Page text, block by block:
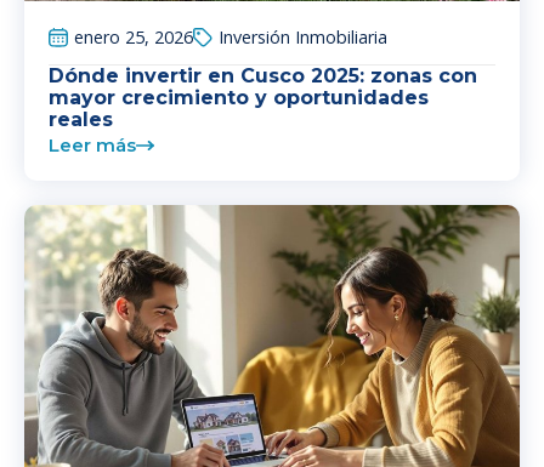
enero 25, 2026
Inversión Inmobiliaria
Dónde invertir en Cusco 2025: zonas con
mayor crecimiento y oportunidades
reales
Leer más